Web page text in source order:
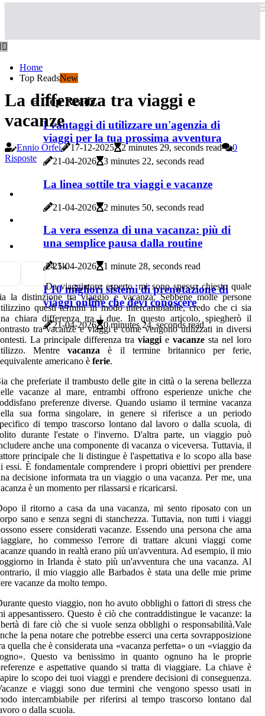
Home
Top ReadsNew
Top Reads
I vantaggi di utilizzare un'agenzia di
viaggi per la tua prossima avventura
21-04-2026 3 minutes 22, seconds read
La linea sottile tra viaggi e vacanze
21-04-2026 2 minutes 50, seconds read
La vera essenza di una vacanza: più di
una semplice pausa dalla routine
21-04-2026 1 minute 28, seconds read
I 10 migliori sistemi di prenotazione di
viaggi online che devi conoscere
21-04-2026 0 minutes 24, seconds read
La differenza tra viaggi e
vacanze
Ennio Orfei 17-12-2025 2 minutes 29, seconds read
0
Risposte
24.5k
Da viaggiatore esperto, mi sono spesso chiesto quale
la distinzione tra viaggio e vacanza. Sebbene molte persone
questi termini in modo intercambiabile, credo che ci sia
chiara differenza tra i due. In questo articolo, spiegherò il
tra vacanze e viaggi e come vengono utilizzati in diversi
La principale differenza tra viaggi e vacanze sta nel loro
Mentrevacanza è il termine britannico per ferie,
americano è ferie.
che preferiate il trambusto delle gite in città o la serena bellezza
vacanze al mare, entrambi offrono esperienze uniche che
preferenze diverse. Quando usiamo il termine vacanza
sua forma singolare, in genere si riferisce a un periodo
di tempo trascorso lontano dal lavoro o dalla scuola, di
durante l'estate o l'inverno. D'altra parte, un viaggio può
anche una componente di vacanza o viceversa. Tuttavia, il
principale che li distingue è l'aspettativa e lo scopo alla base
essi. È fondamentale comprendere i propri obiettivi per prendere
decisione informata tra un viaggio o una vacanza. Per me, una
è un momento per rilassarsi e ricaricarsi.
il ritorno a casa da una vacanza, mi sento riposato con un
sano e senza segni di stanchezza. Tuttavia, non tutti i viaggi
essere considerati vacanze. Essendo una persona che ama
ho commesso l'errore di trattare alcuni viaggi come
quando in realtà erano più un'avventura. Ad esempio, il mio
in Irlanda è stato più un'avventura che una vacanza. Al
il mio viaggio alle Barbados è stata una delle mie prime
vacanze da molto tempo.
questo viaggio, non ho avuto obblighi o fattori di stress che
appesantissero. Questo è ciò che contraddistingue le vacanze: la
di fare ciò che si vuole senza obblighi o responsabilità.Vale
la pena notare che potrebbe esserci una certa sovrapposizione
quella che è considerata una «vacanza perfetta» o un «viaggio da
Questo va benissimo in quanto ognuno ha le proprie
e aspettative quando si tratta di viaggiare. La chiave è
lo scopo dei tuoi viaggi e prendere decisioni di conseguenza.
e viaggi sono due termini che vengono spesso usati in
intercambiabile per riferirsi al tempo trascorso lontano dal
o dalla scuola.